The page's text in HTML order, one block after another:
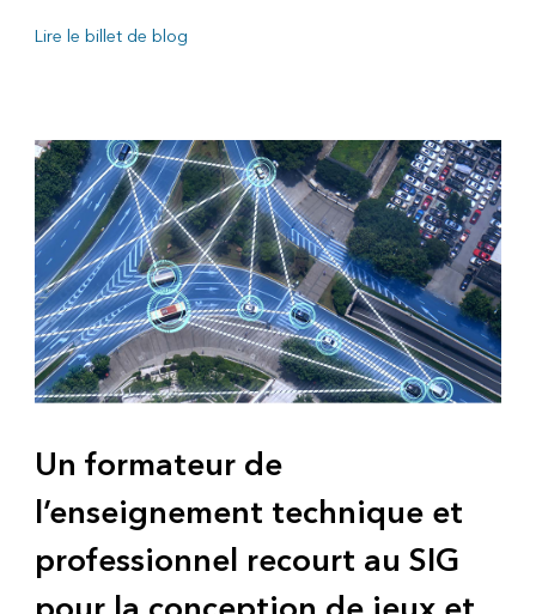
Lire le billet de blog
Un formateur de
l’enseignement technique et
professionnel recourt au SIG